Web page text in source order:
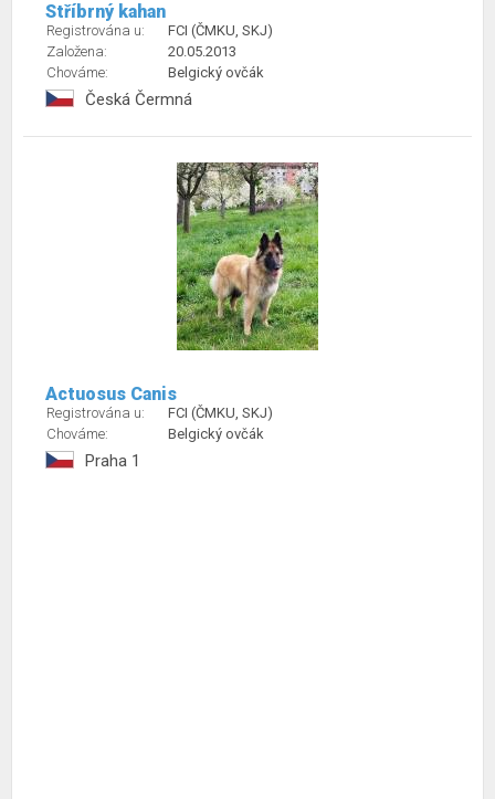
Stříbrný kahan
Registrována u:
FCI (ČMKU, SKJ)
Založena:
20.05.2013
Chováme:
Belgický ovčák
Česká Čermná
Actuosus Canis
Registrována u:
FCI (ČMKU, SKJ)
Chováme:
Belgický ovčák
Praha 1